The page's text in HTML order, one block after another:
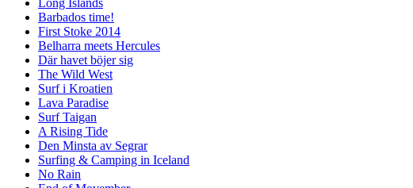
Barbados time!
First Stoke 2014
Belharra meets Hercules
Där havet böjer sig
The Wild West
Surf i Kroatien
Lava Paradise
Surf Taigan
A Rising Tide
Den Minsta av Segrar
Surfing & Camping in Iceland
No Rain